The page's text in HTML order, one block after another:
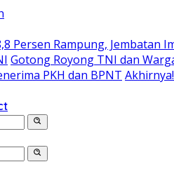
Persen Rampung, Jembatan
Gotong Royong TNI dan
PKH dan BPNT